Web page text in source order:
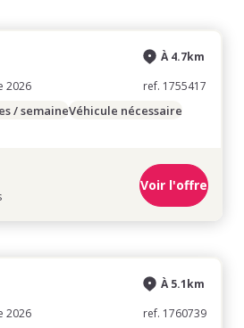
2026
À 4.7km
ref. 1755417
/ semaineVéhicule nécessaire
Voir l'offre
2026
À 5.1km
ref. 1760739